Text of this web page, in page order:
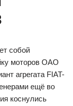
собой
моторов ОАО
агрегата FIAT-
ещё во
коснулись